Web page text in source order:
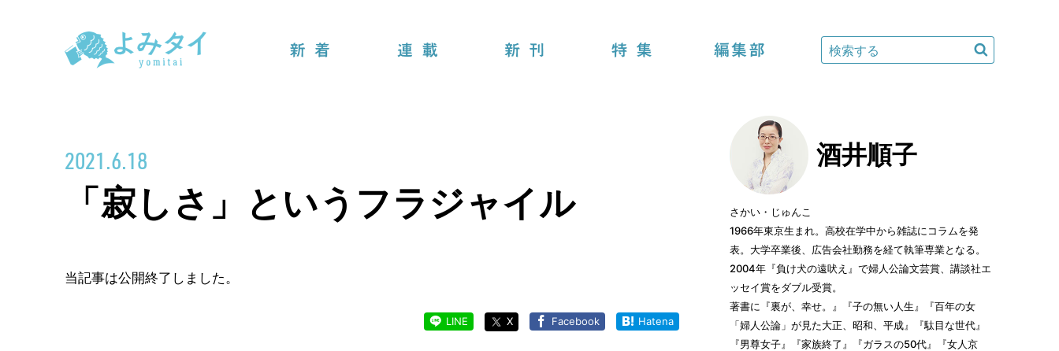
2021.6.18
「寂しさ」というフラジャイル
当記事は公開終了しました。
LINE X Facebook Hatena
酒井順子
さかい・じゅんこ
1966年東京生まれ。高校在学中から雑誌にコラムを発
表。大学卒業後、広告会社勤務を経て執筆専業となる。
2004年『負け犬の遠吠え』で婦人公論文芸賞、講談社エ
ッセイ賞をダブル受賞。
著書に『裏が、幸せ。』『子の無い人生』『百年の女
「婦人公論」が見た大正、昭和、平成』『駄目な世代』
『男尊女子』『家族終了』『ガラスの50代』『女人京